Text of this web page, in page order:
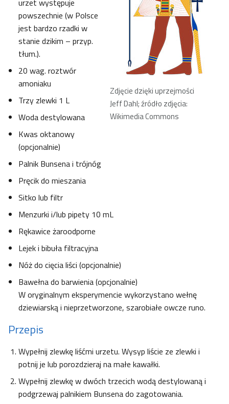
Zdjęcie dzięki uprzejmości
Jeff Dahl; źródło zdjęcia:
Wikimedia Commons
urzet występuje
powszechnie (w Polsce
jest bardzo rzadki w
stanie dzikim – przyp.
tłum.).
20 wag. roztwór
amoniaku
Trzy zlewki 1 L
Woda destylowana
Kwas oktanowy
(opcjonalnie)
Palnik Bunsena i trójnóg
Pręcik do mieszania
Sitko lub filtr
Menzurki i/lub pipety 10 mL
Rękawice żaroodporne
Lejek i bibuła filtracyjna
Nóż do cięcia liści (opcjonalnie)
Bawełna do barwienia (opcjonalnie)
W oryginalnym eksperymencie wykorzystano wełnę
dziewiarską i nieprzetworzone, szarobiałe owcze runo.
Przepis
Wypełnij zlewkę liśćmi urzetu. Wysyp liście ze zlewki i
potnij je lub porozdzieraj na małe kawałki.
Wypełnij zlewkę w dwóch trzecich wodą destylowaną i
podgrzewaj palnikiem Bunsena do zagotowania.